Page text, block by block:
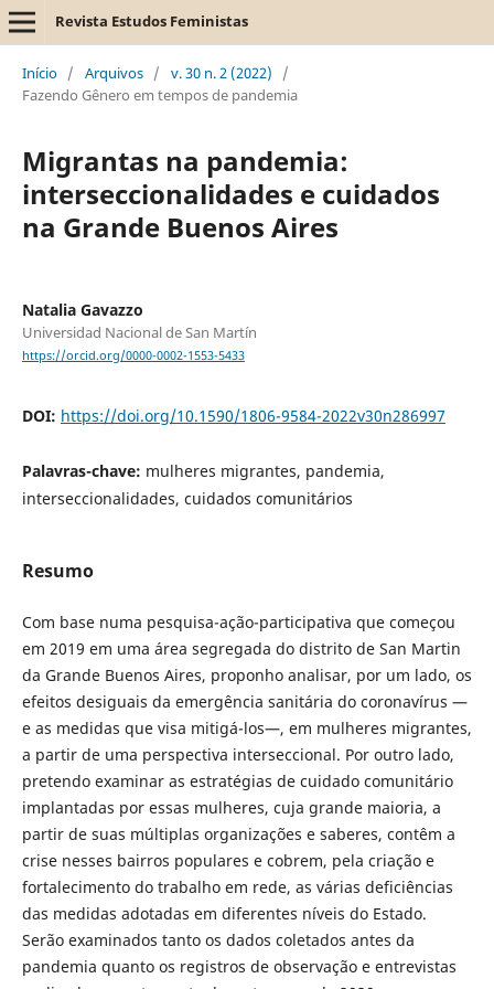
Revista Estudos Feministas
Início / Arquivos / v. 30 n. 2 (2022)
/
Fazendo Gênero em tempos de pandemia
Migrantas na pandemia:
interseccionalidades e cuidados
na Grande Buenos Aires
Natalia Gavazzo
Universidad Nacional de San Martín
https://orcid.org/0000-0002-1553-5433
DOI: https://doi.org/10.1590/1806-9584-2022v30n286997
Palavras-chave: mulheres migrantes, pandemia,
interseccionalidades, cuidados comunitários
Resumo
Com base numa pesquisa-ação-participativa que começou
em 2019 em uma área segregada do distrito de San Martin
da Grande Buenos Aires, proponho analisar, por um lado, os
efeitos desiguais da emergência sanitária do coronavírus —
e as medidas que visa mitigá-los—, em mulheres migrantes,
a partir de uma perspectiva interseccional. Por outro lado,
pretendo examinar as estratégias de cuidado comunitário
implantadas por essas mulheres, cuja grande maioria, a
partir de suas múltiplas organizações e saberes, contêm a
crise nesses bairros populares e cobrem, pela criação e
fortalecimento do trabalho em rede, as várias deficiências
das medidas adotadas em diferentes níveis do Estado.
Serão examinados tanto os dados coletados antes da
pandemia quanto os registros de observação e entrevistas